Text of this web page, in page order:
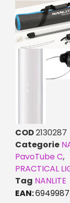
COD2130287
Categorie
PavoTube C,
PRACTICAL
Tag NANLITE
EAN: